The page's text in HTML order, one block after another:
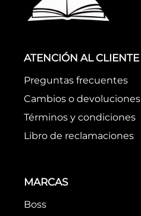
ATENCIÓN AL CLIENTE
Preguntas frecuentes
Cambios o devoluciones
Términos y condiciones
Libro de reclamaciones
MARCAS
Boss